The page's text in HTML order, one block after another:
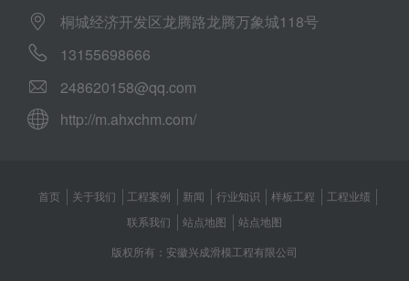
桐城经济开发区龙腾路龙腾万象城118号
13155698666
248620158@qq.com
http://m.ahxchm.com/
首页 关于我们 工程案例 新闻 行业知识 样板工程
工程业绩
联系我们
站点地图
站点地图
版权所有：安徽兴成滑模工程有限公司